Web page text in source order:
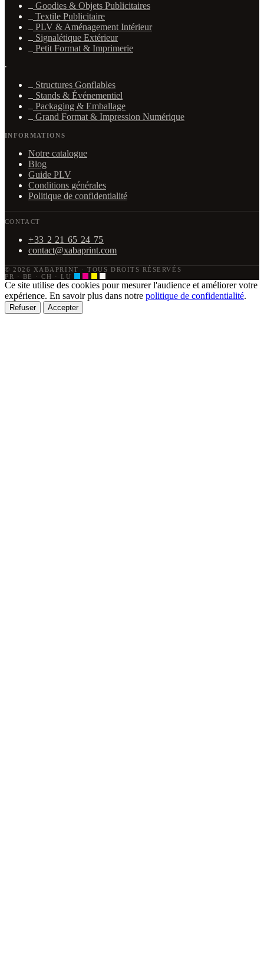
Goodies & Objets Publicitaires
Textile Publicitaire
PLV & Aménagement Intérieur
Signalétique Extérieur
Petit Format & Imprimerie
·
Structures Gonflables
Stands & Événementiel
Packaging & Emballage
Grand Format & Impression Numérique
INFORMATIONS
Notre catalogue
Blog
Guide PLV
Conditions générales
Politique de confidentialité
CONTACT
+33 2 21 65 24 75
contact@xabaprint.com
© 2026 XABAPRINT ·
TOUS DROITS RÉSERVÉS
FR · BE · CH · LU
Ce site utilise des cookies pour mesurer l'audience et améliorer votre
expérience. En savoir plus dans notre politique de confidentialité.
Refuser Accepter